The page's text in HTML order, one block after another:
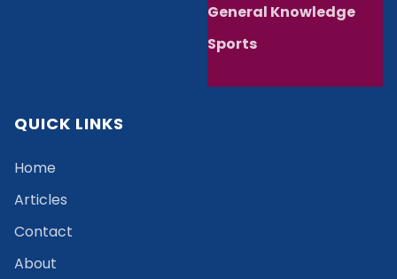
General Knowledge
Sports
QUICK LINKS
Home
Articles
Contact
About